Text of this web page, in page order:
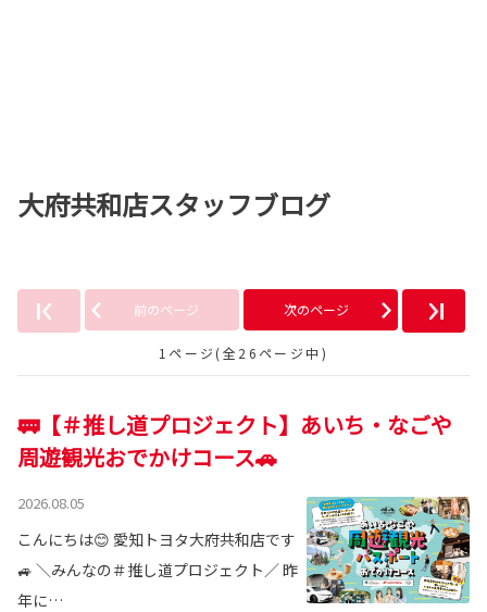
大府共和店スタッフブログ
前のページ 次のページ
1ページ(全26ページ中)
🚃【＃推し道プロジェクト】あいち・なごや
周遊観光おでかけコース🚗
2026.08.05
こんにちは😊 愛知トヨタ大府共和店です
🚙 ＼みんなの＃推し道プロジェクト／ 昨
年に…